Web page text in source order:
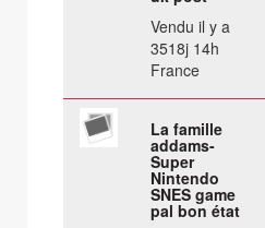
Vendu il y a
3518j 14h
France
La famille
addams-
Super
Nintendo
SNES game
pal bon état